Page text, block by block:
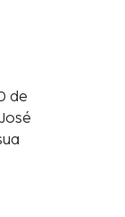
de